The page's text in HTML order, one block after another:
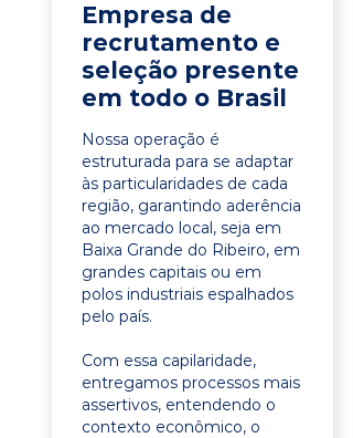
Empresa de
recrutamento e
seleção presente
em todo o Brasil
Nossa operação é
estruturada para se adaptar
às particularidades de cada
região, garantindo aderência
ao mercado local, seja em
Baixa Grande do Ribeiro, em
grandes capitais ou em
polos industriais espalhados
pelo país.
Com essa capilaridade,
entregamos processos mais
assertivos, entendendo o
contexto econômico, o